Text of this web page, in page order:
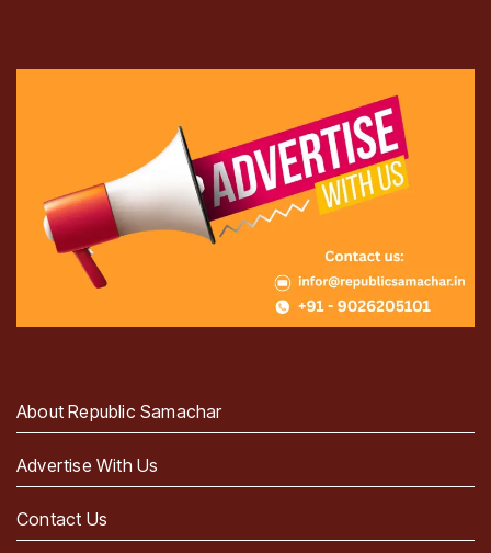
About Republic Samachar
Advertise With Us
Contact Us